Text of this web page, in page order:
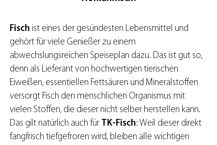
Fisch ist eines der gesündesten Lebensmittel und
gehört für viele Genießer zu einem
abwechslungsreichen Speiseplan dazu. Das ist gut so,
denn als Lieferant von hochwertigen tierischen
Eiweißen, essentiellen Fettsäuren und Mineralstoffen
versorgt Fisch den menschlichen Organismus mit
vielen Stoffen, die dieser nicht selber herstellen kann.
Das gilt natürlich auch für TK-Fisch: Weil dieser direkt
fangfrisch tiefgefroren wird, bleiben alle wichtigen